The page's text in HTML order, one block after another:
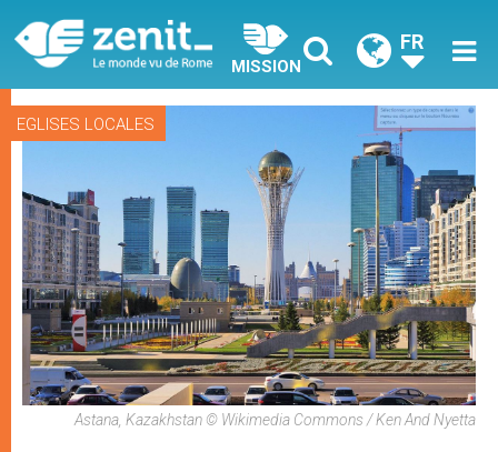
MISSION
FR
EGLISES LOCALES
Astana, Kazakhstan © Wikimedia Commons / Ken And Nyetta